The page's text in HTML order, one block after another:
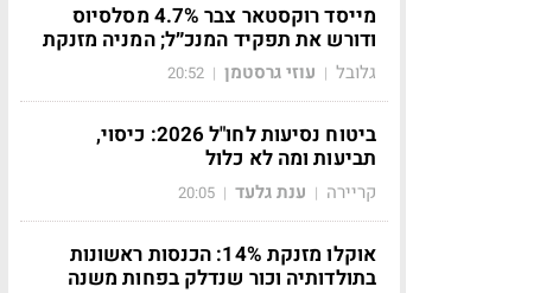
מייסד רוקסטאר צבר 4.7% מסלסיוס
ודורש את תפקיד המנכ״ל; המניה מזנקת
גלובל | עוזי גרסטמן |
20:52
ביטוח נסיעות לחו"ל 2026: כיסוי,
תביעות ומה לא כלול
קריירה | ענת גלעד |
20:05
אוקלו מזנקת 14%: הכנסות ראשונות
בתולדותיה וכור שנדלק בפחות משנה